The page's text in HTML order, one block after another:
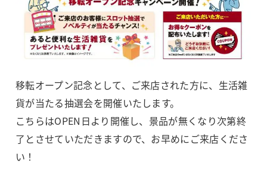
移転オープン記念として、ご来店された方に、生活雑
貨が当たる抽選会を開催いたします。
こちらはOPEN日より開催し、景品が無くなり次第終
了とさせていただきますので、お早めにご来店くださ
い！